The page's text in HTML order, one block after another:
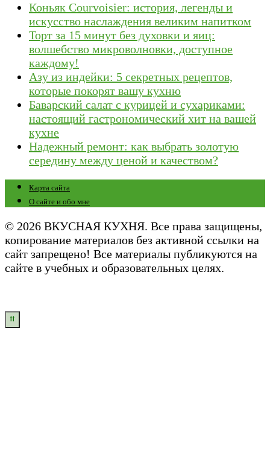
Коньяк Courvoisier: история, легенды и
искусство наслаждения великим напитком
Торт за 15 минут без духовки и яиц:
волшебство микроволновки, доступное
каждому!
Азу из индейки: 5 секретных рецептов,
которые покорят вашу кухню
Баварский салат с курицей и сухариками:
настоящий гастрономический хит на вашей
кухне
Надежный ремонт: как выбрать золотую
середину между ценой и качеством?
Карта сайта
О сайте и обо мне
© 2026 ВКУСНАЯ КУХНЯ. Все права защищены,
копирование материалов без активной ссылки на
сайт запрещено! Все материалы публикуются на
сайте в учебных и образовательных целях.